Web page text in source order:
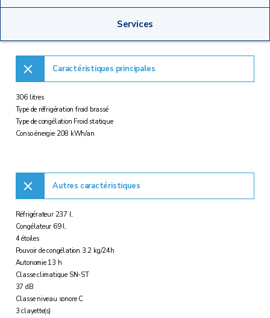
Services
Caractéristiques principales
306 litres
Type de réfrigération froid brassé
Type de congélation Froid statique
Conso énergie 208 kWh/an
Autres caractéristiques
Réfrigérateur 237 l.
Congélateur 69 l.
4 étoiles
Pouvoir de congélation 3.2 kg/24h
Autonomie 13 h
Classe climatique SN-ST
37 dB
Classe niveau sonore C
3 clayette(s)